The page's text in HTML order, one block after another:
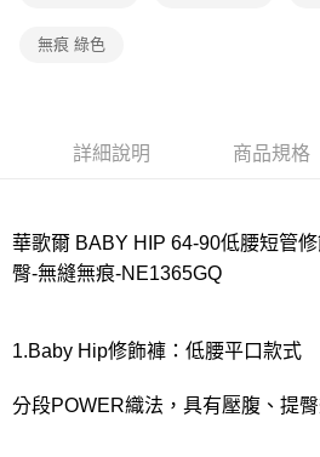
每筆NT$80，滿NT$1,000(含以上)免運費
無痕 綠色
詳細說明 商品規格
華歌爾 BABY HIP 64-90低腰短管
臀-無縫無痕-NE1365GQ
1.Baby Hip修飾褲：低腰平口款式
分段POWER織法，具有壓腹、提